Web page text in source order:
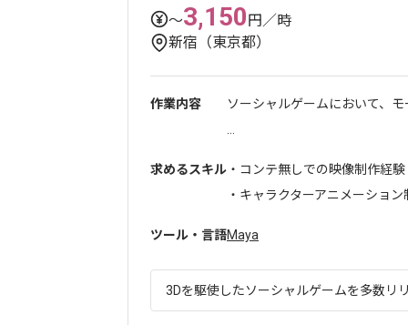
〜3,150円／時
新宿（東京都）
作業内容
ソーシャルゲームにおいて、
求めるスキル ・コンテ無しでの映像制作経験
・キャラクターアニメーショ
ツール・言語Maya
3Dを駆使したソーシャルゲームを多数リ